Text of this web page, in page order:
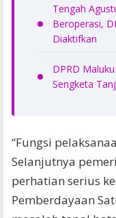
Tengah
Beroperasi,
Diaktifkan
DPRD
Sengketa
“Fungsi
Selanjutnya
perhatian serius
Pemberdayaan